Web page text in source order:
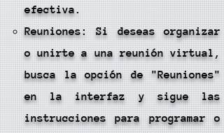
efectiva.
Reuniones: Si deseas organizar
o unirte a una reunión virtual,
busca la opción de "Reuniones"
en la interfaz y sigue las
instrucciones para programar o